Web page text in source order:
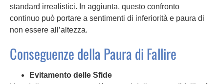
standard irrealistici. In aggiunta, questo confronto
continuo può portare a sentimenti di inferiorità e paura di
non essere all’altezza.
Conseguenze della Paura di Fallire
Evitamento delle Sfide